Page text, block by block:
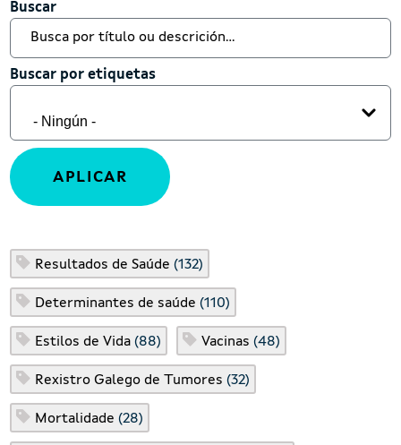
Buscar
Buscar
Buscar por etiquetas
Buscar por etiquetas
Resultados de Saúde (132)
Determinantes de saúde (110)
Estilos de Vida (88) Vacinas (48)
Rexistro Galego de Tumores (32)
Mortalidade (28)